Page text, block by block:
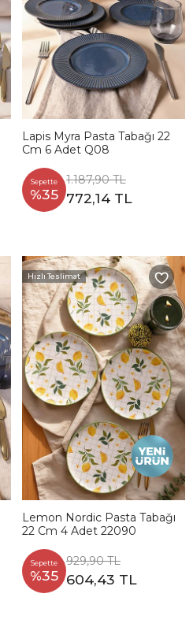
Lapis Myra Pasta Tabağı 22
Cm 6 Adet Q08
Sepette
%35
1.187,90 TL
772,14 TL
Hızlı Teslimat
Lemon Nordic Pasta Tabağı
22 Cm 4 Adet 22090
Sepette
%35
929,90 TL
604,43 TL